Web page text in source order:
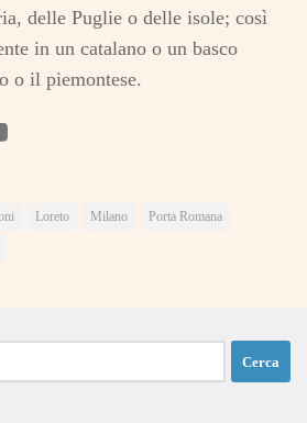
delle Puglie o delle isole; così
in un catalano o un basco
o il piemontese.
Loreto Milano
Porta Romana